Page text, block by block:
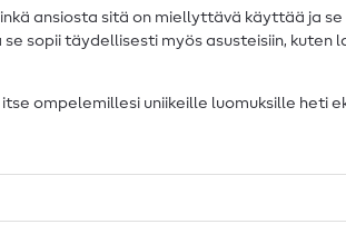
ansiosta sitä on miellyttävä käyttää ja
sopii täydellisesti myös asusteisiin, kuten
ompelemillesi uniikeille luomuksille heti